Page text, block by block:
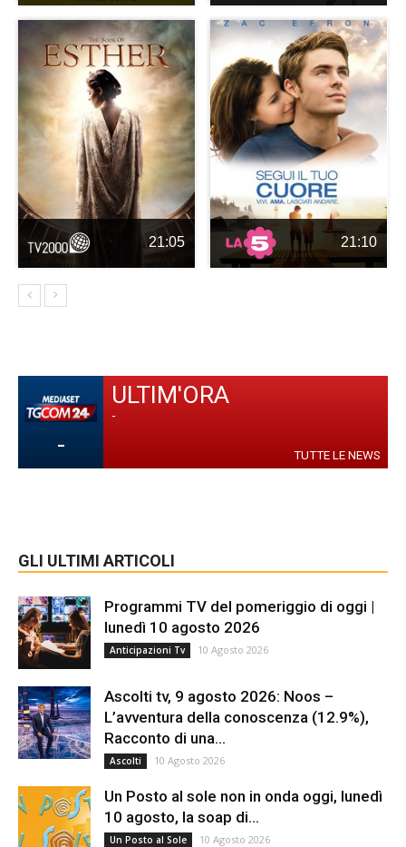
21:05 21:10
-
ULTIM'ORA
-
TUTTE LE NEWS
GLI ULTIMI ARTICOLI
Programmi TV del pomeriggio di oggi |
lunedì 10 agosto 2026
Anticipazioni Tv 10 Agosto 2026
Ascolti tv, 9 agosto 2026: Noos –
L’avventura della conoscenza (12.9%),
Racconto di una...
Ascolti 10 Agosto 2026
Un Posto al sole non in onda oggi, lunedì
10 agosto, la soap di...
Un Posto al Sole 10 Agosto 2026